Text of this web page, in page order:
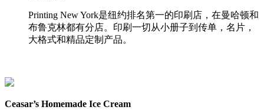
Printing New York是纽约排名第一的印刷店，在曼哈顿和
布鲁克林都有分店。印刷一切从小册子到传单，名片，
大格式和精品定制产品。
Ceasar’s Homemade Ice Cream